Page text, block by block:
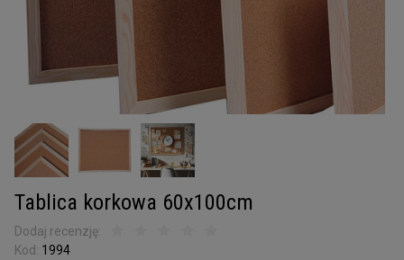
Korek samoprzylepny
Klej do korka
Kora surowa
do terrarium
Podkładki korkowe
Wyprzedaż
Tablica korkowa 60x100cm
Dodaj recenzję:
Kod: 1994